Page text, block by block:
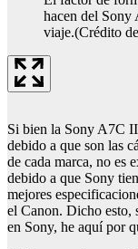
hacen del Sony
viaje.(Crédito
Si bien la Sony A7C
debido a que son las
de cada marca, no es
debido a que Sony
mejores
el Canon. Dicho esto,
en Sony, he aquí por